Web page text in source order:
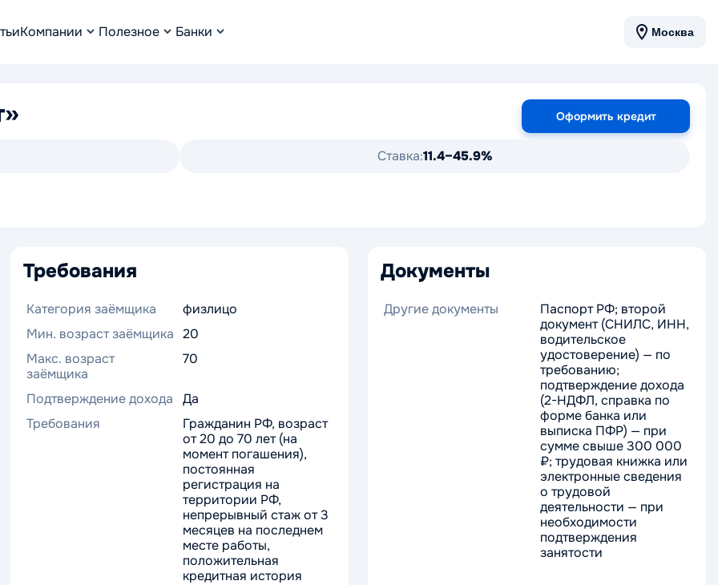
Компании Полезное Банки Москва
Оформить кредит
Ставка:11.4–45.9%
Требования
Категория заёмщика
физлицо
Мин. возраст заёмщика 20
Макс. возраст
заёмщика
70
Подтверждение дохода
Да
Требования
Гражданин РФ, возраст
от 20 до 70 лет (на
момент погашения),
постоянная
регистрация на
территории РФ,
непрерывный стаж от 3
месяцев на последнем
месте работы,
положительная
кредитная история
Документы
Другие документы
Паспорт РФ; второй
документ (СНИЛС, ИНН,
водительское
удостоверение) — по
требованию;
подтверждение дохода
(2-НДФЛ, справка по
форме банка или
выписка ПФР) — при
сумме свыше 300 000
₽; трудовая книжка или
электронные сведения
о трудовой
деятельности — при
необходимости
подтверждения
занятости